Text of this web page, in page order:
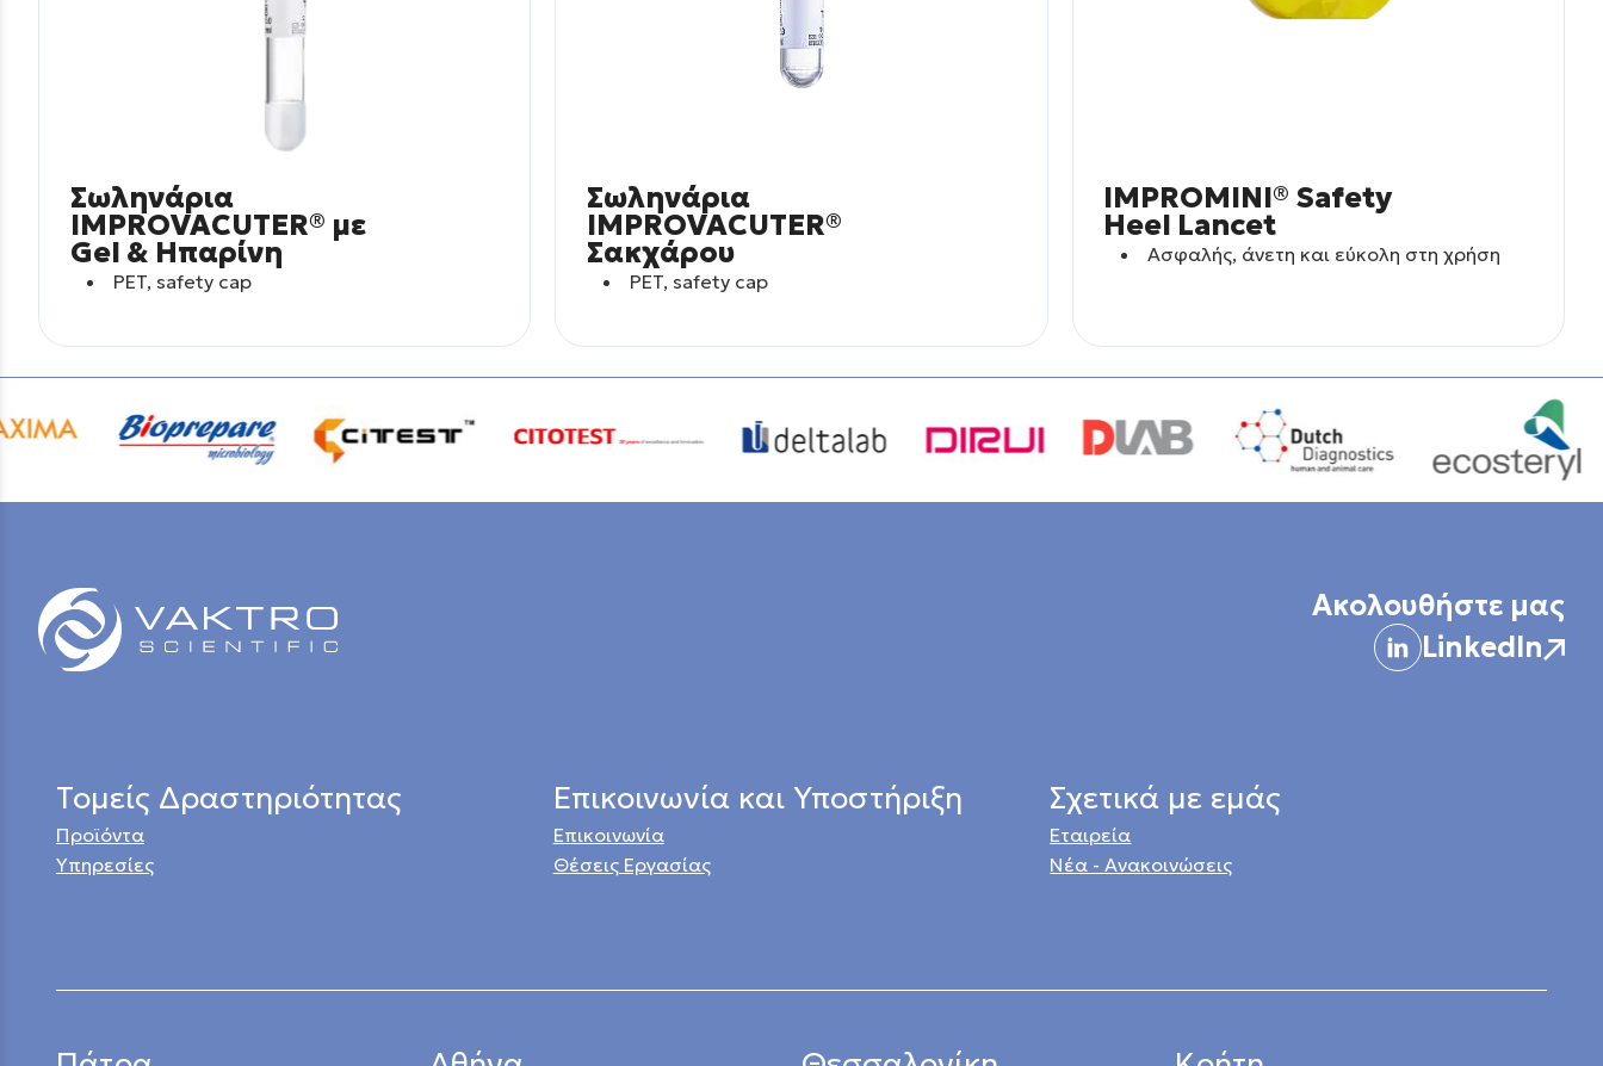
Σωληνάρια
IMPROVACUTER® με
Gel & Ηπαρίνη
PET, safety cap
Σωληνάρια
IMPROVACUTER®
Σακχάρου
PET, safety cap
IMPROMINI® Safety
Heel Lancet
Aσφαλής, άνετη και εύκολη στη χρήση
Ακολουθήστε μας
LinkedIn
Τομείς Δραστηριότητας
Προϊόντα
Υπηρεσίες
Επικοινωνία και Υποστήριξη
Επικοινωνία
Θέσεις Εργασίας
Σχετικά με εμάς
Εταιρεία
Νέα - Ανακοινώσεις